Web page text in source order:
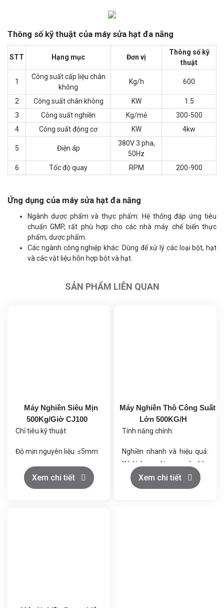
Thông số kỹ thuật của máy sửa hạt đa năng
STT Hạng mục Đơn vị
Thông số kỹ
thuật
1
Công suất cấp liệu chân
không
Kg/h 600
2 Công suất chân không KW
1.5
3
Công suất nghiền Kg/mẻ
300-500
4
Công suất động cơ KW 4kw
5 Điện áp
380V 3 pha,
50Hz
6
Tốc độ quay RPM 200-900
Ứng dụng của máy sửa hạt đa năng
Ngành dược phẩm và thực phẩm: Hệ thống đáp ứng tiêu
chuẩn GMP, rất phù hợp cho các nhà máy chế biến thực
phẩm, dược phẩm.
Các ngành công nghiệp khác: Dùng để xử lý các loại bột, hạt
và các vật liệu hỗn hợp bột và hạt.
SẢN PHẨM LIÊN QUAN
Máy Nghiền Siêu Mịn
500Kg/Giờ CJ100
Chỉ tiêu kỹ thuật:
Độ mịn nguyên liệu: ≤5mm
Độ mịn sản phẩm: 200
mesh (có thể điều chỉnh
Xem chi tiết
Máy Nghiền Thô Công Suất
Lớn 500KG/H
Tính năng chính:
Nghiền nhanh và hiệu quả:
Xử lý lượng lớn nguyên liệu
mỗi giờ.
Ứng dụng đa dạng: Nghiền
Xem chi tiết